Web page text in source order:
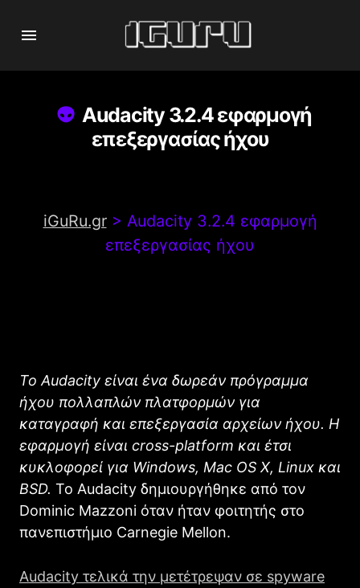
Audacity 3.2.4 εφαρμογή
επεξεργασίας ήχου
iGuRu.gr> Audacity 3.2.4 εφαρμογή
επεξεργασίας ήχου
Το Audacity είναι ένα δωρεάν πρόγραμμα
ήχου πολλαπλών πλατφορμών για
καταγραφή και επεξεργασία αρχείων ήχου. Η
εφαρμογή είναι cross-platform και έτσι
κυκλοφορεί για Windows, Mac OS X, Linux και
BSD. Το Audacity δημιουργήθηκε από τον
Dominic Mazzoni όταν ήταν φοιτητής στο
πανεπιστήμιο Carnegie Mellon.
Audacity τελικά την μετέτρεψαν σε spyware